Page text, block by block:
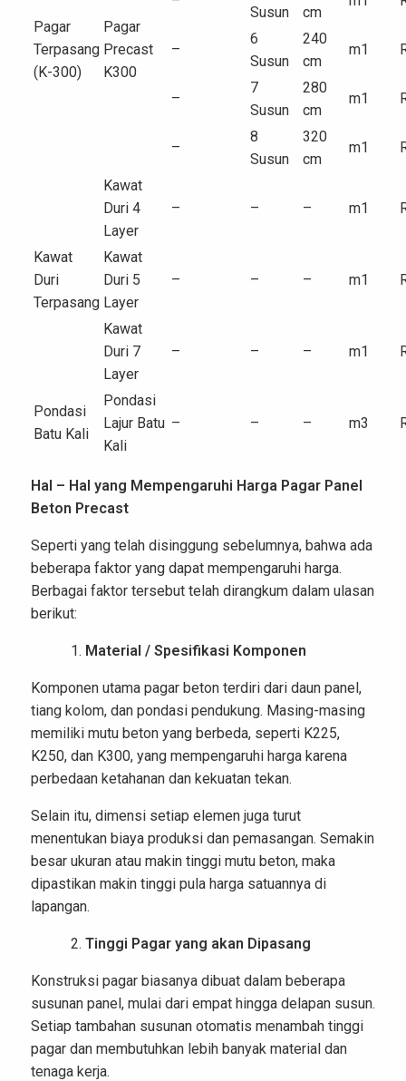
Pagar
Terpasang
(K-300)
Pagar
Precast
K300
Susun cm
–
6
Susun
240
cm
m1
–
7
Susun
280
cm
m1
–
8
Susun
320
cm
m1
Kawat
Duri
Terpasang
Kawat
Duri 4
Layer
– – – m1
Kawat
Duri 5
Layer
– – – m1
Kawat
Duri 7
Layer
– – – m1
Pondasi
Batu Kali
Pondasi
Lajur Batu
Kali
– – – m3
Hal – Hal yang Mempengaruhi Harga Pagar Panel
Beton Precast
Seperti yang telah disinggung sebelumnya, bahwa ada
beberapa faktor yang dapat mempengaruhi harga.
Berbagai faktor tersebut telah dirangkum dalam ulasan
berikut:
Material / Spesifikasi Komponen
Komponen utama pagar beton terdiri dari daun panel,
tiang kolom, dan pondasi pendukung. Masing-masing
memiliki mutu beton yang berbeda, seperti K225,
K250, dan K300, yang mempengaruhi harga karena
perbedaan ketahanan dan kekuatan tekan.
Selain itu, dimensi setiap elemen juga turut
menentukan biaya produksi dan pemasangan. Semakin
besar ukuran atau makin tinggi mutu beton, maka
dipastikan makin tinggi pula harga satuannya di
lapangan.
Tinggi Pagar yang akan Dipasang
Konstruksi pagar biasanya dibuat dalam beberapa
susunan panel, mulai dari empat hingga delapan susun.
Setiap tambahan susunan otomatis menambah tinggi
pagar dan membutuhkan lebih banyak material dan
tenaga kerja.